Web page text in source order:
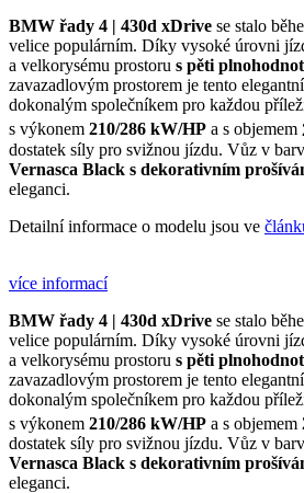
BMW řady 4 | 430d xDrive se stalo
velice populárním. Díky vysoké úrovni
a velkorysému prostoru s pěti
zavazadlovým prostorem je tento elegantní
dokonalým společníkem pro každou
s výkonem 210/286 kW/HP a s objemem
dostatek síly pro svižnou jízdu. Vůz v
Vernasca Black s dekorativním
eleganci.
Detailní informace o modelu jsou ve
více informací
BMW řady 4 | 430d xDrive se stalo
velice populárním. Díky vysoké úrovni
a velkorysému prostoru s pěti
zavazadlovým prostorem je tento elegantní
dokonalým společníkem pro každou
s výkonem 210/286 kW/HP a s objemem
dostatek síly pro svižnou jízdu. Vůz v
Vernasca Black s dekorativním
eleganci.